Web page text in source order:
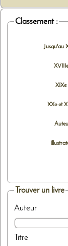
Classement :
Jusqu'au
XIXe
XXe et
Trouver un livre
Auteur
Titre